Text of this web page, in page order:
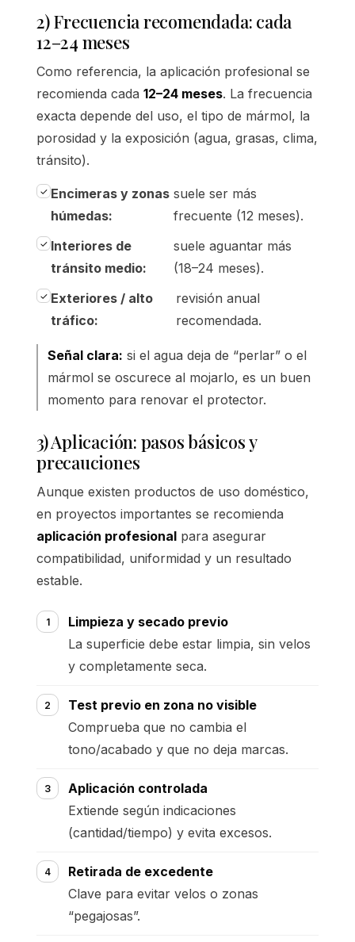
2) Frecuencia recomendada: cada
12–24 meses
Como referencia, la aplicación profesional se
recomienda cada 12–24 meses. La frecuencia
exacta depende del uso, el tipo de mármol, la
porosidad y la exposición (agua, grasas, clima,
tránsito).
Encimeras y zonas
húmedas:
suele ser más
frecuente (12 meses).
Interiores de
tránsito medio:
suele aguantar más
(18–24 meses).
Exteriores / alto
tráfico:
revisión anual
recomendada.
Señal clara: si el agua deja de “perlar” o el
mármol se oscurece al mojarlo, es un buen
momento para renovar el protector.
3) Aplicación: pasos básicos y
precauciones
Aunque existen productos de uso doméstico,
en proyectos importantes se recomienda
aplicación profesional para asegurar
compatibilidad, uniformidad y un resultado
estable.
Limpieza y secado previo
La superficie debe estar limpia, sin velos
y completamente seca.
Test previo en zona no visible
Comprueba que no cambia el
tono/acabado y que no deja marcas.
Aplicación controlada
Extiende según indicaciones
(cantidad/tiempo) y evita excesos.
Retirada de excedente
Clave para evitar velos o zonas
“pegajosas”.